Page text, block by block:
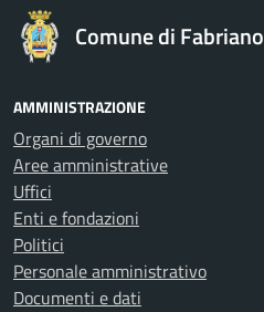
Comune di Fabriano
AMMINISTRAZIONE
Organi di governo
Aree amministrative
Uffici
Enti e fondazioni
Politici
Personale amministrativo
Documenti e dati